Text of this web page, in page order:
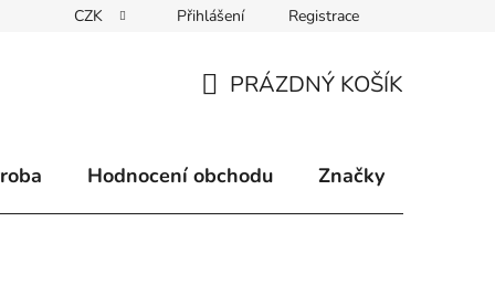
Způsoby doručení Kontakty
CZK Přihlášení Registrace
KOŠÍK
PRÁZDNÝ KOŠÍK
Hodnocení obchodu Značky